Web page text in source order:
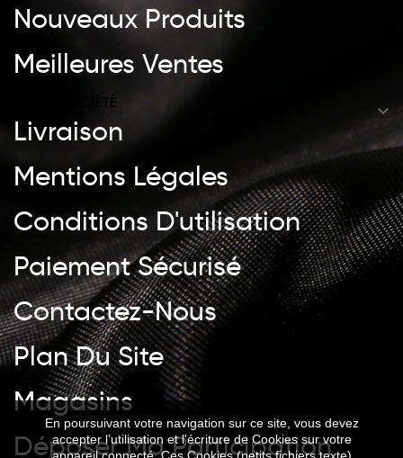
Nouveaux Produits
Meilleures Ventes
NOTRE SOCIÉTÉ 
Livraison
Mentions Légales
Conditions D'utilisation
Paiement Sécurisé
Contactez-Nous
Plan Du Site
Magasins
Déposer Ma Participation
En poursuivant votre navigation sur ce site, vous devez
accepter l’utilisation et l'écriture de Cookies sur votre